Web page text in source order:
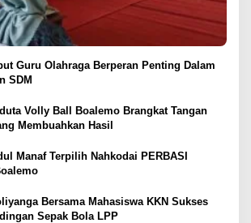
Guru Olahraga Berperan Penting Dalam
SDM
Volly Ball Boalemo Brangkat Tangan
Membuahkan Hasil
Manaf Terpilih Nahkodai PERBASI
Bersama Mahasiswa KKN Sukses
Sepak Bola LPP